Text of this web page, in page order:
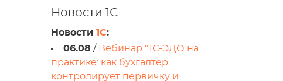
Новости 1С
Новости 1С:
06.08 / Вебинар "1С-ЭДО на
практике: как бухгалтер
контролирует первичку и